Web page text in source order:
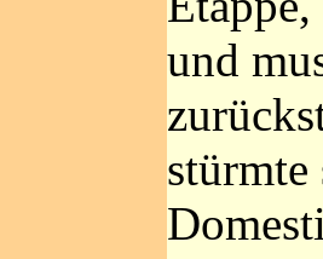
und